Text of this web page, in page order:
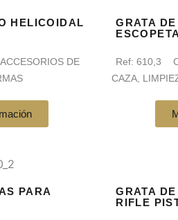
HELICOIDAL
ACCESORIOS DE
GRATA
ESCOPETA
Ref:610,3
CAZA,
PARA
GRATA
RIFLE